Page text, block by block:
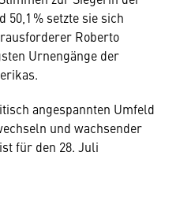
% setzte sie sich
Roberto
Urnengänge der
angespannten Umfeld
und wachsender
für den 28. Juli